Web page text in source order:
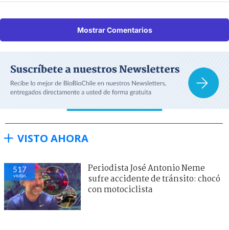
Mostrar Comentarios
VISTO AHORA
517
visitas
Periodista José Antonio Neme
sufre accidente de tránsito: chocó
con motociclista